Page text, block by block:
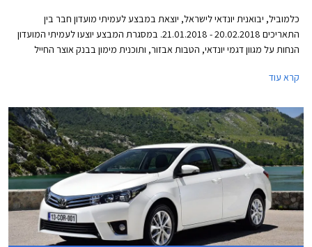
כלמוביל, יבואנית יונדאי לישראל, יוצאת במבצע לעמיתי מועדון חבר בין
התאריכים 20.02.2018 - 21.01.2018. במסגרת המבצע יוצעו לעמיתי המועדון
הנחות על מגוון דגמי יונדאי, הטבות אבזור, ותוכנית מימון בבנק אוצר החייל
תכנית המימון חבר ליס. המבצע יערך בכל אולמות התצוגה של יונדאי ברחבי
קרא עוד